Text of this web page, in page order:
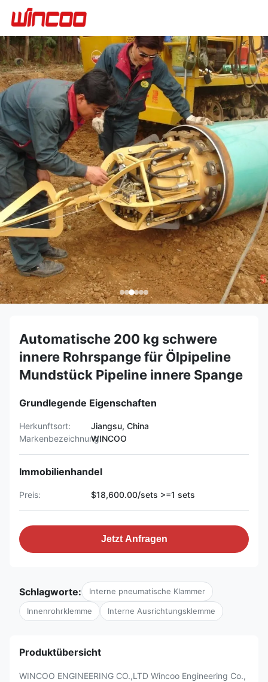
Automatische 200 kg schwere
innere Rohrspange für Ölpipeline
Mundstück Pipeline innere Spange
Grundlegende Eigenschaften
Herkunftsort:
Jiangsu, China
Markenbezeichnung:WINCOO
Immobilienhandel
Preis: $18,600.00/sets >=1 sets
Jetzt Anfragen
Schlagworte: Interne pneumatische Klammer
Innenrohrklemme Interne Ausrichtungsklemme
Produktübersicht
WINCOO ENGINEERING CO.,LTD Wincoo Engineering Co.,